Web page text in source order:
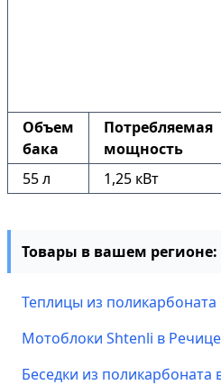
Объем
бака
Потребляемая
мощность
55 л 1,25 кВт
Товары в вашем регионе:
Теплицы из
Мотоблоки Shtenli в Речице
Беседки из поликарбоната